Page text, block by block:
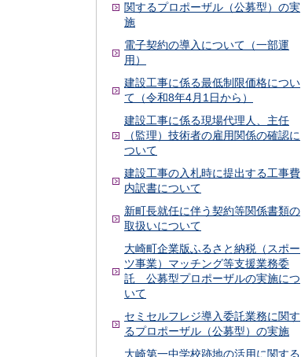
関するプロポーザル（公募型）の実
施
電子契約の導入について（一部運
用）
建設工事に係る最低制限価格につい
て（令和8年4月1日から）
建設工事に係る現場代理人、主任
（監理）技術者の雇用関係の確認に
ついて
建設工事の入札時に提出する工事費
内訳書について
新町長就任に伴う契約等関係書類の
取扱いについて
大崎町企業版ふるさと納税（スポー
ツ事業）マッチング等支援業務委
託 公募型プロポーザルの実施につ
いて
セミセルフレジ導入委託業務に関す
るプロポーザル（公募型）の実施
大崎第一中学校跡地の活用に関する